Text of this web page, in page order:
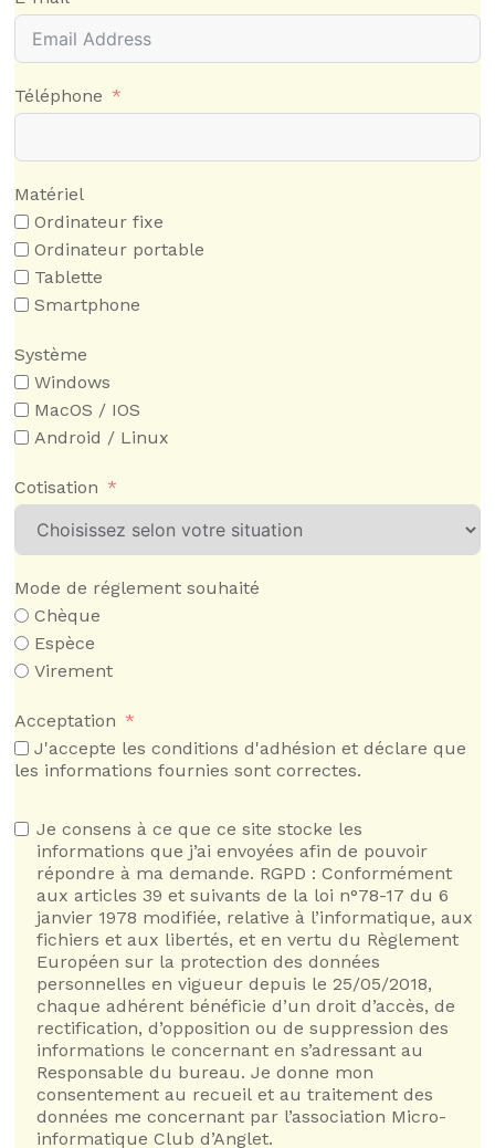
Téléphone
Matériel
Ordinateur fixe
Ordinateur portable
Tablette
Smartphone
Système
Windows
MacOS / IOS
Android / Linux
Cotisation
Mode de réglement souhaité
Chèque
Espèce
Virement
Acceptation
J'accepte les conditions d'adhésion et déclare que
les informations fournies sont correctes.
Je consens à ce que ce site stocke les
informations que j’ai envoyées afin de pouvoir
répondre à ma demande. RGPD : Conformément
aux articles 39 et suivants de la loi n°78-17 du 6
janvier 1978 modifiée, relative à l’informatique, aux
fichiers et aux libertés, et en vertu du Règlement
Européen sur la protection des données
personnelles en vigueur depuis le 25/05/2018,
chaque adhérent bénéficie d’un droit d’accès, de
rectification, d’opposition ou de suppression des
informations le concernant en s’adressant au
Responsable du bureau. Je donne mon
consentement au recueil et au traitement des
données me concernant par l’association Micro-
informatique Club d’Anglet.